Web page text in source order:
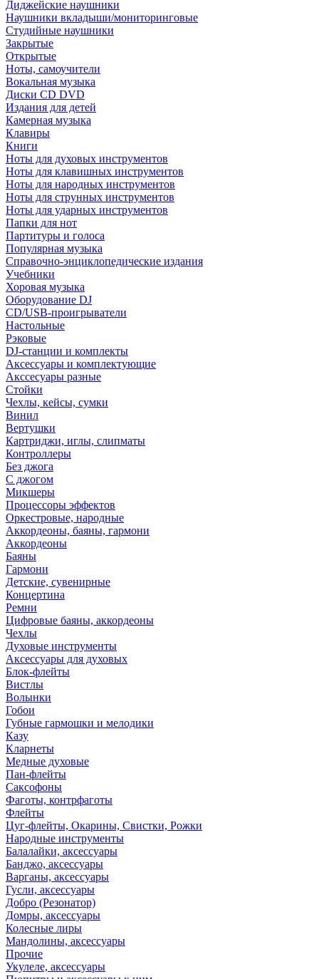
Диджейские наушники
Наушники вкладыши/мониторинговые
Студийные наушники
Закрытые
Открытые
Ноты, самоучители
Вокальная музыка
Диски CD DVD
Издания для детей
Камерная музыка
Клавиры
Книги
Ноты для духовых инструментов
Ноты для клавишных инструментов
Ноты для народных инструментов
Ноты для струнных инструментов
Ноты для ударных инструментов
Папки для нот
Партитуры и голоса
Популярная музыка
Справочно-энциклопедические издания
Учебники
Хоровая музыка
Оборудование DJ
CD/USB-проигрыватели
Настольные
Рэковые
DJ-станции и комплекты
Аксессуары и комплектующие
Акссесуары разные
Стойки
Чехлы, кейсы, сумки
Винил
Вертушки
Картриджи, иглы, слипматы
Контроллеры
Без джога
С джогом
Микшеры
Процессоры эффектов
Оркестровые, народные
Аккордеоны, баяны, гармони
Аккордеоны
Баяны
Гармони
Детские, сувенирные
Концертина
Ремни
Цифровые баяны, аккордеоны
Чехлы
Духовые инструменты
Аксессуары для духовых
Блок-флейты
Вистлы
Волынки
Гобои
Губные гармошки и мелодики
Казу
Кларнеты
Медные духовые
Пан-флейты
Саксофоны
Фаготы, контрфаготы
Флейты
Цуг-флейты, Окарины, Свистки, Рожки
Народные инструменты
Балалайки, аксессуары
Банджо, аксессуары
Варганы, аксессуары
Гусли, аксессуары
Добро (Резонатор)
Домры, аксессуары
Колесные лиры
Мандолины, аксессуары
Прочие
Укулеле, аксессуары